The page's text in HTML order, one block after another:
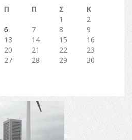
Π Π Σ
Κ
1
2
6 7 8
9
13 14 15
16
20 21 22
23
27 28 29
30